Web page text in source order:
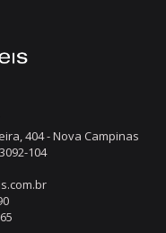
404 - Nova Campinas
104